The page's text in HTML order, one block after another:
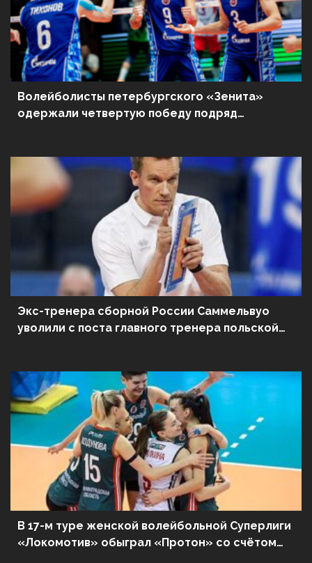
Волейболисты петербургского «Зенита»
одержали четвертую победу подряд
Экс-тренера сборной России Саммельвуо
уволили с поста главного тренера польской
В 17-м туре женской волейбольной Суперлиги
«Локомотив» обыграл «Протон» со счётом